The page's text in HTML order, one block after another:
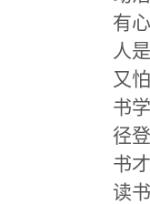
有
人
又
书
径
书
读